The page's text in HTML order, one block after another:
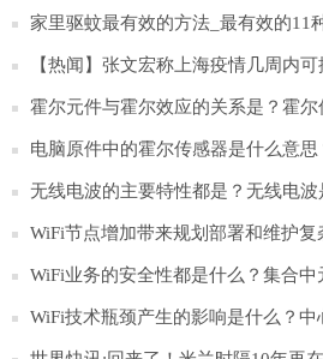
意思？
家里驱蚊最有效的方法_最有效的11
【热闻】张文宏称上海疫情几周内
例
霍尔元件与霍尔效应的关系是？霍尔
电脑原件中的霍尔传感器是什么意思
解多少？
无线电波的主要特性都是？无线电波
WiFi节点增加带来规划部署和维护复
类是什么？
WiFi业务的安全性都是什么？集合中
WiFi技术瓶颈产生的影响是什么？​